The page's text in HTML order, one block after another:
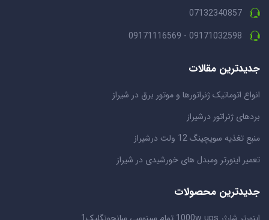
07132340857
09171032598 - 09171116569
جدیدترین مقالات
انواع اتوماتیک ژنراتورها و موتور برق در شیراز
بردهای ژنراتور درشیراز
منبع تغذیه سویچینگ 12 ولت درشیراز
تعمیر اینورتر ومبدل های خورشیدی در شیراز
جدیدترین محصولات